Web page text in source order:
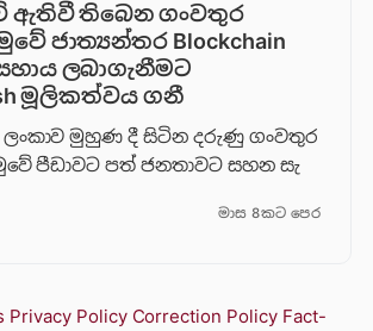
ඇතිවී තිබෙන ගංවතුර
ජාත්‍යන්තර Blockchain
ලබාගැනීමට
මූලිකත්වය ග​නී
ලංකාව මුහුණ දී සිටින දරුණු ගංවතුර
පීඩාවට පත් ජනතාවට සහන සැ
මාස 8කට පෙර
Privacy Policy Correction Policy Fact-